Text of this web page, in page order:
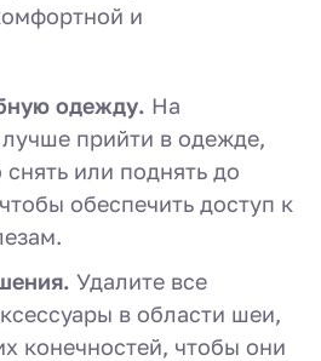
и
одежду. На
прийти в одежде,
или поднять до
обеспечить доступ к
Удалите все
в области шеи,
конечностей, чтобы они